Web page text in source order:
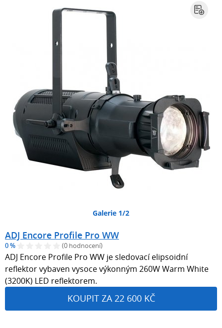
Galerie 1/2
ADJ Encore Profile Pro WW
0 % (0 hodnocení)
ADJ Encore Profile Pro WW je sledovací elipsoidní
reflektor vybaven vysoce výkonným 260W Warm White
(3200K) LED reflektorem.
KOUPIT ZA 22 600 KČ